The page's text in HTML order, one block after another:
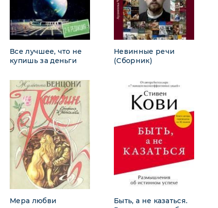
Все лучшее, что не
купишь за деньги
Невинные речи
(Сборник)
Мера любви
Быть, а не казаться.